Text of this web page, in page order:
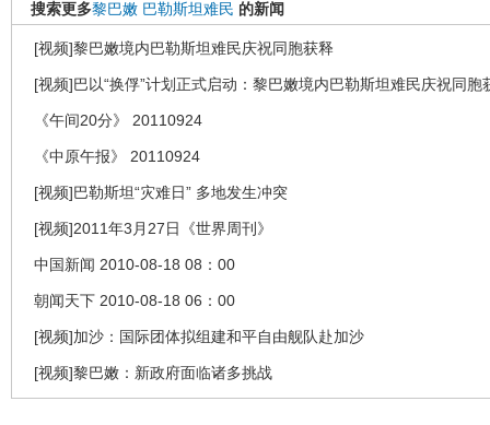
搜索更多黎巴嫩 巴勒斯坦难民 的新闻
[视频]黎巴嫩境内巴勒斯坦难民庆祝同胞获释
[视频]巴以“换俘”计划正式启动：黎巴嫩境内巴勒斯坦难民庆祝同胞
《午间20分》 20110924
《中原午报》 20110924
[视频]巴勒斯坦“灾难日” 多地发生冲突
[视频]2011年3月27日《世界周刊》
中国新闻 2010-08-18 08：00
朝闻天下 2010-08-18 06：00
[视频]加沙：国际团体拟组建和平自由舰队赴加沙
[视频]黎巴嫩：新政府面临诸多挑战